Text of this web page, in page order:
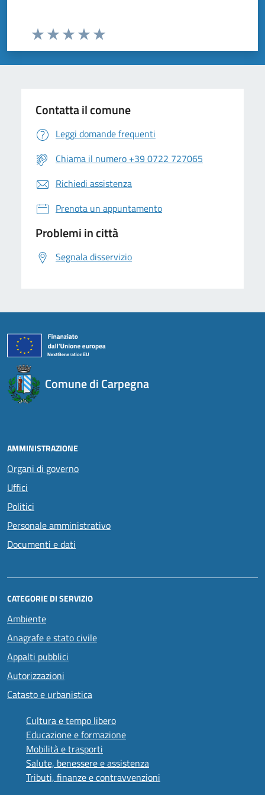
Valuta da 1 a 5 stelle la pagina
Valuta 5 stelle su 5
Valuta 4 stelle su 5
Valuta 3 stelle su 5
Valuta 2 stelle su 5
Valuta 1 stelle su 5
Contatta il comune
Leggi domande frequenti
Chiama il numero +39 0722 727065
Richiedi assistenza
Prenota un appuntamento
Problemi in città
Segnala disservizio
Comune di Carpegna
AMMINISTRAZIONE
Organi di governo
Uffici
Politici
Personale amministrativo
Documenti e dati
CATEGORIE DI SERVIZIO
Ambiente
Anagrafe e stato civile
Appalti pubblici
Autorizzazioni
Catasto e urbanistica
Cultura e tempo libero
Educazione e formazione
Mobilità e trasporti
Salute, benessere e assistenza
Tributi, finanze e contravvenzioni